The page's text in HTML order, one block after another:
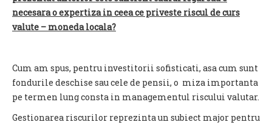
necesara o expertiza in ceea ce priveste riscul de curs
valute – moneda locala?
Cum am spus, pentru investitorii sofisticati, asa cum sunt
fondurile deschise sau cele de pensii, o miza importanta
pe termen lung consta in managementul riscului valutar.
Gestionarea riscurilor reprezinta un subiect major pentru